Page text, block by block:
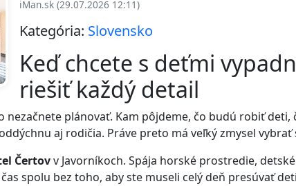
iMan.sk (29.07.2026 12:11)
Kategória: Slovensko
Keď chcete s deťmi
riešiť každý detail
plánovať. Kam pôjdeme, čo budú robiť deti,
aj rodičia. Práve preto má veľký zmysel
Čertovv Javorníkoch. Spája horské prostredie,
spolu bez toho, aby ste museli celý deň presúvať